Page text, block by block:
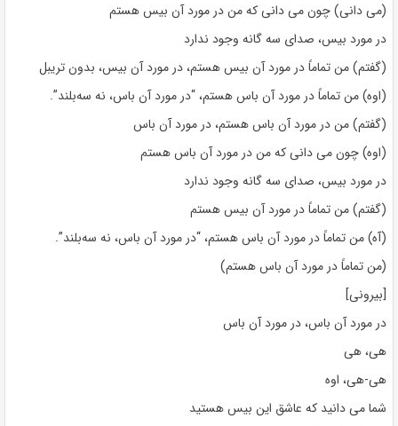
(می دانی) چون می دانی که من در مورد آن بیس هستم
در مورد بیس، صدای سه گانه وجود ندارد
(گفتم) من تماماً در مورد آن بیس هستم، در مورد آن بیس، بدون تریبل
(اوه) من تماماً در مورد آن باس هستم، “در مورد آن باس، نه سه‌بلند”.
(گفتم) من در مورد آن باس هستم، در مورد آن باس
(اوه) چون می دانی که من در مورد آن باس هستم
در مورد بیس، صدای سه گانه وجود ندارد
(گفتم) من تماماً در مورد آن بیس هستم
(آه) من تماماً در مورد آن باس هستم، “در مورد آن باس، نه سه‌بلند”.
(من تماماً در مورد آن باس هستم)
[بیرونی]
در مورد آن باس، در مورد آن باس
هی، هی
هی-هی، اوه
شما می دانید که عاشق این بیس هستید